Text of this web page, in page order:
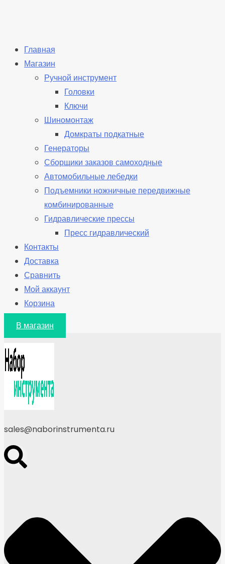
Главная
Магазин
Ручной инструмент
Головки
Ключи
Шиномонтаж
Домкраты подкатные
Генераторы
Сборщики заказов самоходные
Автомобильные лебедки
Подъемники ножничные передвижные
комбинированные
Гидравлические прессы
Пресс гидравлический
Контакты
Доставка
Сравнить
Мой аккаунт
Корзина
В магазин
sales@naborinstrumenta.ru